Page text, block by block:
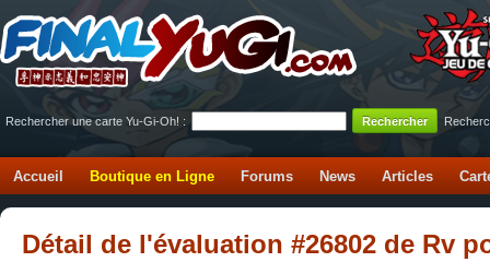
Rechercher une carte Yu-Gi-Oh! :
Accueil Boutique en Ligne Forums News Articles
Détail de l'évaluation #26802 de Rv